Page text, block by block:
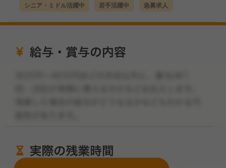
シニア・ミドル活躍中 若手活躍中 急募求人